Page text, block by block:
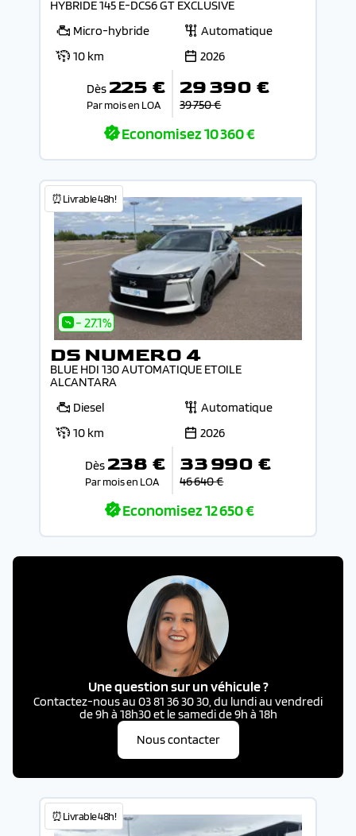
HYBRIDE 145 E-DCS6 GT EXCLUSIVE
Micro-hybride
Automatique
10 km
2026
Dès 225 €
Par mois en LOA
29 390 €
39 750 €
Economisez10 360 €
⏰Livrable 48h!
- 27.1%
DS NUMERO 4
BLUE HDI 130 AUTOMATIQUE ETOILE
ALCANTARA
Diesel
Automatique
10 km
2026
Dès 238 €
Par mois en LOA
33 990 €
46 640 €
Economisez12 650 €
Une question sur un véhicule ?
Contactez-nous au 03 81 36 30 30, du lundi au vendredi
de 9h à 18h30 et le samedi de 9h à 18h
Nous contacter
⏰Livrable 48h!